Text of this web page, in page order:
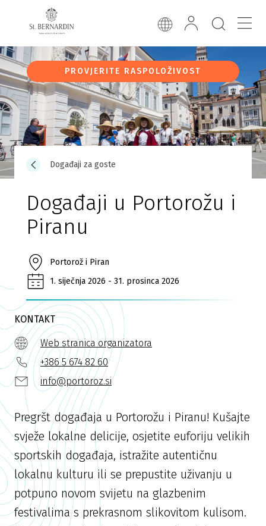
PROVJERITE RASPOLOŽIVOST
Događaji za goste
Događaji u Portorožu i
Piranu
Portorož i Piran
1. siječnja 2026 - 31. prosinca 2026
KONTAKT
Web stranica organizatora
+386 5 674 82 60
info@portoroz.si
Pregršt događaja u Portorožu i Piranu! Kušajte
svježe lokalne delicije, osjetite euforiju velikih
sportskih događaja, istražite autentičnu
lokalnu kulturu ili se prepustite uživanju u
potpuno novom svijetu na glazbenim
festivalima s prekrasnom slikovitom kulisom.